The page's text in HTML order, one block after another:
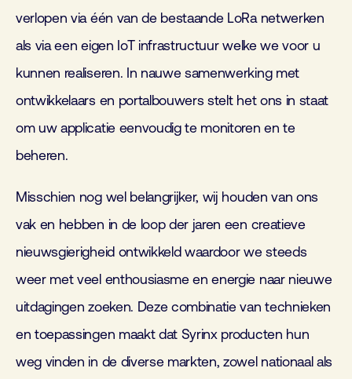
verlopen via één van de bestaande LoRa netwerken
als via een eigen IoT infrastructuur welke we voor u
kunnen realiseren. In nauwe samenwerking met
ontwikkelaars en portalbouwers stelt het ons in staat
om uw applicatie eenvoudig te monitoren en te
beheren.
Misschien nog wel belangrijker, wij houden van ons
vak en hebben in de loop der jaren een creatieve
nieuwsgierigheid ontwikkeld waardoor we steeds
weer met veel enthousiasme en energie naar nieuwe
uitdagingen zoeken. Deze combinatie van technieken
en toepassingen maakt dat Syrinx producten hun
weg vinden in de diverse markten, zowel nationaal als